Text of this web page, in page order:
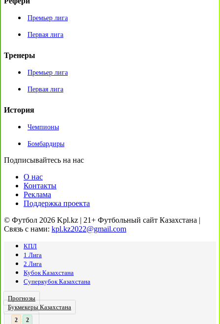
Премьер лига
Первая лига
Тренеры
Премьер лига
Первая лига
История
Чемпионы
Бомбардиры
Подписывайтесь на нас
О нас
Контакты
Реклама
Поддержка проекта
© Футбол 2026 Kpl.kz | 21+ Футбольный сайт Казахстана |
Связь с нами: kpl.kz2022@gmail.com
КПЛ
1 Лига
2 Лига
Кубок Казахстана
Суперкубок Казахстана
Прогнозы
Букмекеры Казахстана
3 : 2